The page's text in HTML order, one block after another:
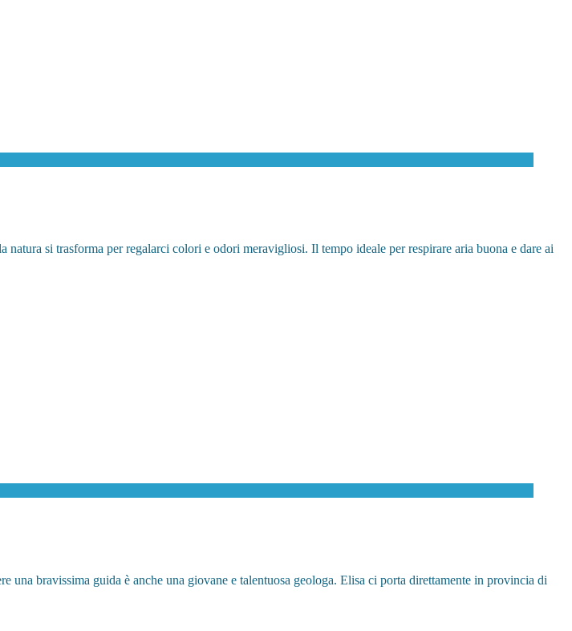
si trasforma per regalarci colori e odori meravigliosi. Il tempo ideale per respirare aria buona e dare ai
una bravissima guida è anche una giovane e talentuosa geologa. Elisa ci porta direttamente in provincia di